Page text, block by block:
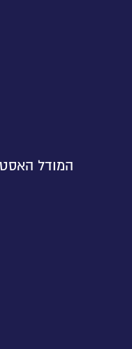
המודל